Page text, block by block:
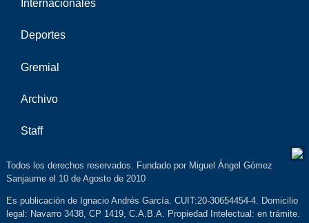
Internacionales
Deportes
Gremial
Archivo
Staff
Todos los derechos reservados. Fundado por Miguel Ángel Gómez
Sanjaume el 10 de Agosto de 2010
Es publicación de Ignacio Andrés García. CUIT:20-30654454-4. Domicilio
legal: Navarro 3438, CP 1419, C.A.B.A. Propiedad Intelectual: en trámite.